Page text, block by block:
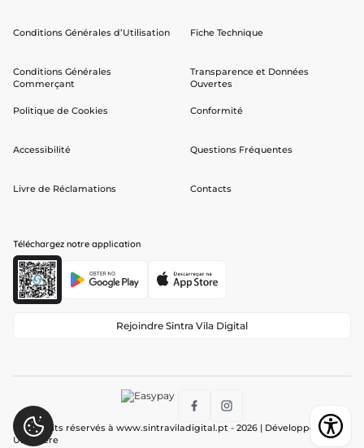
Conditions Générales d’Utilisation
Conditions Générales
Commerçant
Politique de Cookies
Accessibilité
Livre de Réclamations
Fiche Technique
Transparence et Données
Ouvertes
Conformité
Questions Fréquentes
Contacts
Téléchargez notre application
Rejoindre Sintra Vila Digital
Tous droits réservés à www.sintraviladigital.pt - 2026 | Développé par :
Ubiwhere